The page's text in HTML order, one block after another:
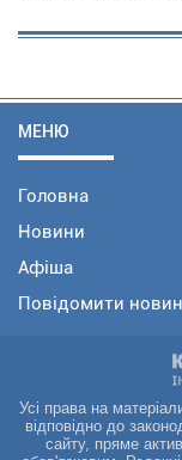
МЕНЮ
Головна
Новини
Афіша
Повідомити
Усі права на
відповідно до
сайту, пряме